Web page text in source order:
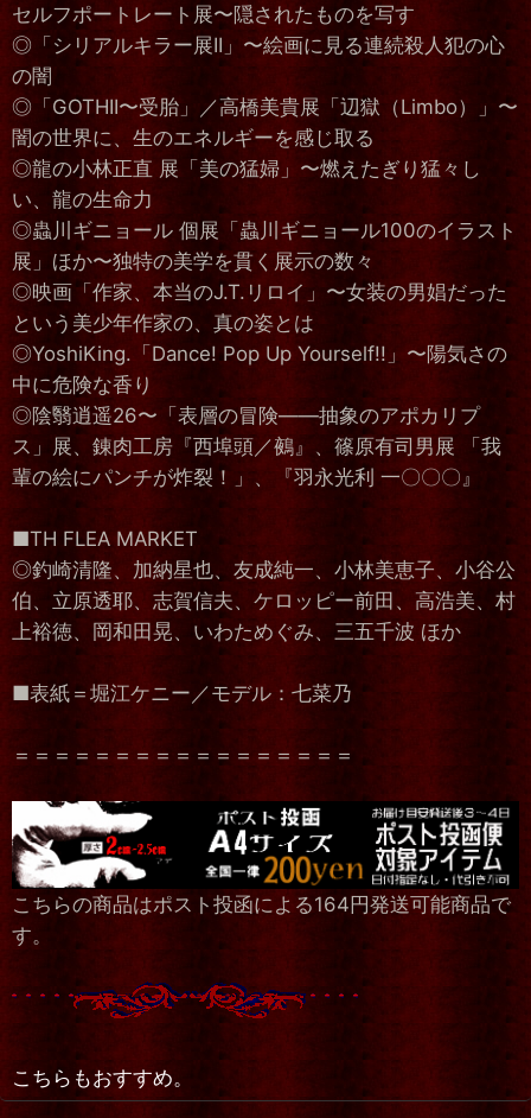
セルフポートレート展〜隠されたものを写す
◎「シリアルキラー展II」〜絵画に見る連続殺人犯の心
の闇
◎「GOTHII〜受胎」／高橋美貴展「辺獄（Limbo）」〜
闇の世界に、生のエネルギーを感じ取る
◎龍の小林正直 展「美の猛婦」〜燃えたぎり猛々し
い、龍の生命力
◎蟲川ギニョール 個展「蟲川ギニョール100のイラスト
展」ほか〜独特の美学を貫く展示の数々
◎映画「作家、本当のJ.T.リロイ」〜女装の男娼だった
という美少年作家の、真の姿とは
◎YoshiKing.「Dance! Pop Up Yourself!!」〜陽気さの
中に危険な香り
◎陰翳逍遥26〜「表層の冒険——抽象のアポカリプ
ス」展、錬肉工房『西埠頭／鵺』、篠原有司男展 「我
輩の絵にパンチが炸裂！」、『羽永光利 一〇〇〇』
■TH FLEA MARKET
◎釣崎清隆、加納星也、友成純一、小林美恵子、小谷公
伯、立原透耶、志賀信夫、ケロッピー前田、高浩美、村
上裕徳、岡和田晃、いわためぐみ、三五千波 ほか
■表紙＝堀江ケニー／モデル：七菜乃
＝＝＝＝＝＝＝＝＝＝＝＝＝＝＝＝＝
こちらの商品はポスト投函による164円発送可能商品で
す。
こちらもおすすめ。